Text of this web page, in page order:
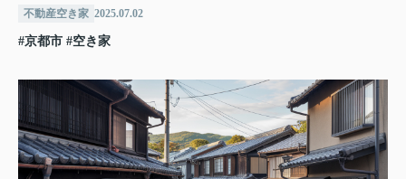
不動産空き家 2025.07.02
#京都市 #空き家